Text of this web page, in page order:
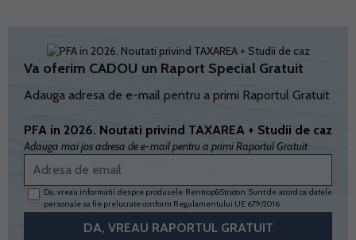
Va oferim CADOU un Raport Special Gratuit
Adauga adresa de e-mail pentru a primi Raportul Gratuit
PFA in 2026. Noutati privind TAXAREA + Studii de caz
Adauga mai jos adresa de e-mail pentru a primi Raportul Gratuit
Da, vreau informatii despre produsele Rentrop&Straton. Sunt de acord ca datele
personale sa fie prelucrate conform Regulamentului UE 679/2016